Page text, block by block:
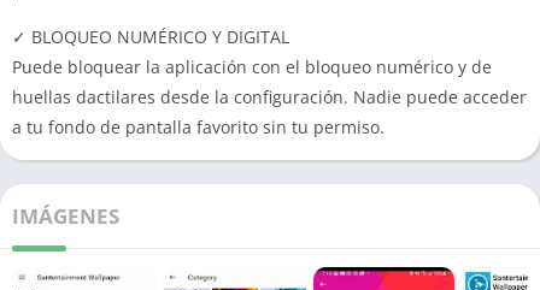
✓ BLOQUEO NUMÉRICO Y DIGITAL
Puede bloquear la aplicación con el bloqueo numérico y de
huellas dactilares desde la configuración. Nadie puede acceder
a tu fondo de pantalla favorito sin tu permiso.
IMÁGENES